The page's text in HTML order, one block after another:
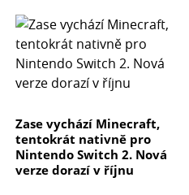
Zase vychází Minecraft,
tentokrát nativně pro
Nintendo Switch 2. Nová
verze dorazí v říjnu